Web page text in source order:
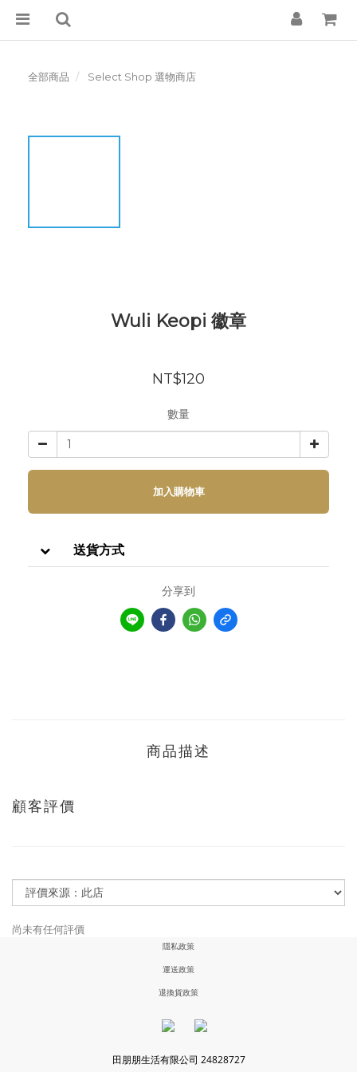
全部商品 Select Shop 選物商店
Wuli Keopi 徽章
NT$120
數量
加入購物車
送貨方式
分享到
商品描述
顧客評價
尚未有任何評價
隱私政策
運送政策
退換貨政策
田朋朋生活有限公司 24828727